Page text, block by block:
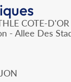
COTE-D'OR
- Allee Des